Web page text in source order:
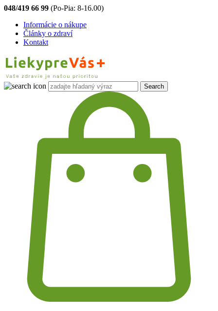
048/419 66 99 (Po-Pia: 8-16.00)
Informácie o nákupe
Články o zdraví
Kontakt